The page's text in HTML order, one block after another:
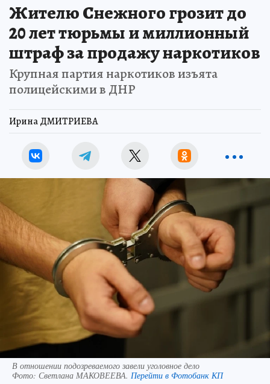
Жителю Снежного грозит до
20 лет тюрьмы и миллионный
штраф за продажу наркотиков
Крупная партия наркотиков изъята
полицейскими в ДНР
Ирина ДМИТРИЕВА
В отношении подозреваемого завели уголовное дело
Фото: Светлана МАКОВЕЕВА. Перейти в Фотобанк КП